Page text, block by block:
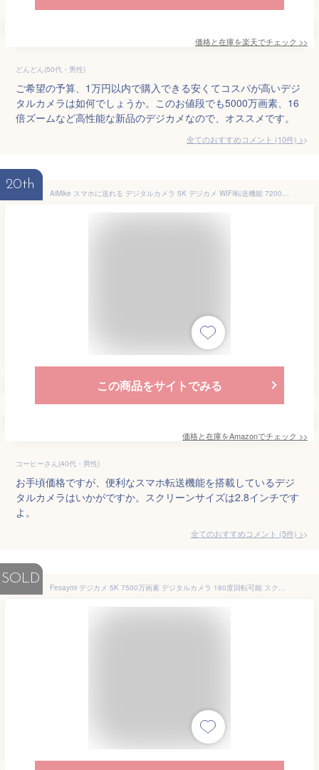
価格と在庫を楽天でチェック >>
どんどん(50代・男性)
ご希望の予算、1万円以内で購入できる安くてコスパが高いデジ
タルカメラは如何でしょうか。このお値段でも5000万画素、16
倍ズームなど高性能な新品のデジカメなので、オススメです。
全てのおすすめコメント (10件) >
20th
AiMike スマホに送れる デジタルカメラ 5K デジカメ WIFI転送機能 7200万画素 64GBマイクロSDカード付き 16倍デジタルズーム オートフォーカス機能 LEDライト ウェブカメラ 2.8インチ大画面 バッテリー2枚 コンパクト 子供や初心者向け 子供の日 クリスマスプレゼント ホワイト
この商品をサイトでみる
価格と在庫をAmazonでチェック >>
コーヒーさん(40代・男性)
お手頃価格ですが、便利なスマホ転送機能を搭載しているデジ
タルカメラはいかがですか。スクリーンサイズは2.8インチです
よ。
全てのおすすめコメント (5件) >
SOLD
Fesaymi デジカメ 5K 7500万画素 デジタルカメラ 180度回転可能 スクリーン 2.8 インチスクリーン 18 倍デジタルズーム オートフォーカス 32GB U3 高速 micro SD カードをプレゼントします 近接撮影 定時撮影 内蔵フラッシュ 自撮り ウェブカメラ コンパクトVLOG 軽量 携帯便利 初心者 カメラ 卒業式 旅行 (ホワイト)